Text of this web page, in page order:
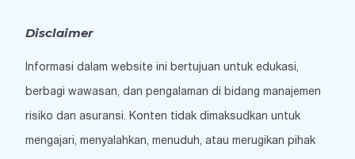
Disclaimer
Informasi dalam website ini bertujuan untuk edukasi,
berbagi wawasan, dan pengalaman di bidang manajemen
risiko dan asuransi. Konten tidak dimaksudkan untuk
mengajari, menyalahkan, menuduh, atau merugikan pihak